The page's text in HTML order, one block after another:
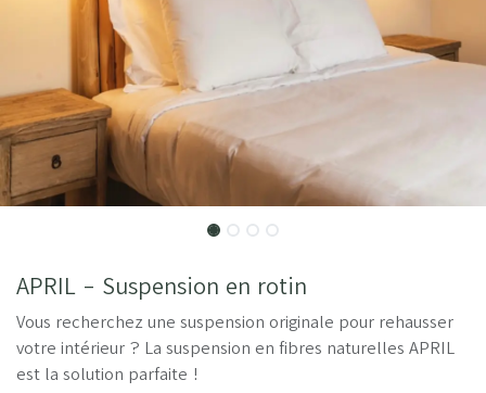
APRIL - Suspension en rotin
Vous recherchez une suspension originale pour rehausser
votre intérieur ? La suspension en fibres naturelles APRIL
est la solution parfaite !